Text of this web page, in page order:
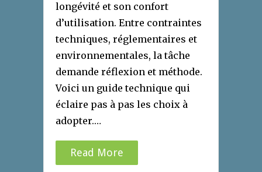
longévité et son confort
d’utilisation. Entre contraintes
techniques, réglementaires et
environnementales, la tâche
demande réflexion et méthode.
Voici un guide technique qui
éclaire pas à pas les choix à
adopter.…
Read More